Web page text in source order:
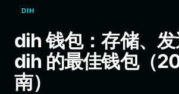
繁體中文
Português (Portugal)
Bahasa Indonesia
ภาษาไทย
हिन्दी
DIH
dih 钱包：存储、
dih 的最佳钱包（
南）